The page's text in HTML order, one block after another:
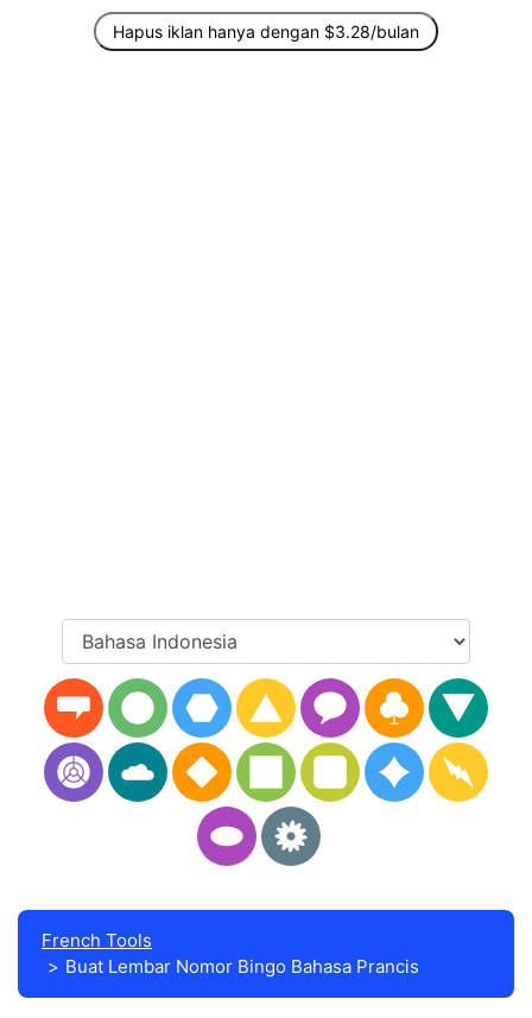
Hapus iklan hanya dengan $3.28/bulan
French Tools
Buat Lembar Nomor Bingo Bahasa Prancis